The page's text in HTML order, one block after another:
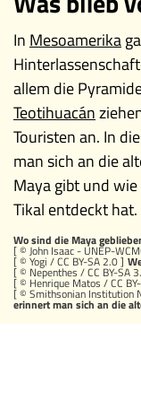
In Mesoamerika
allem die
Teotihuacán
Touristen an. In
man sich an die
Maya gibt und
Tikal entdeckt hat.
Wo sind die Maya
[ © John Isaac - UNEP-
[ © Yogi /CC BY-SA 2.0]
[ © Nepenthes /CC BY-SA
[ © Henrique Matos /CC
[ © Smithsonian Institution
erinnert man sich an die